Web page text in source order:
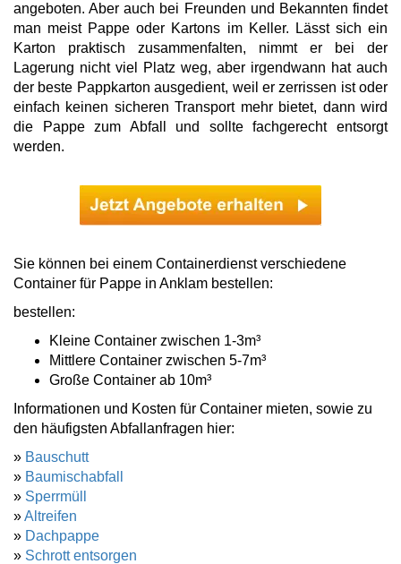
angeboten. Aber auch bei Freunden und Bekannten findet
man meist Pappe oder Kartons im Keller. Lässt sich ein
Karton praktisch zusammenfalten, nimmt er bei der
Lagerung nicht viel Platz weg, aber irgendwann hat auch
der beste Pappkarton ausgedient, weil er zerrissen ist oder
einfach keinen sicheren Transport mehr bietet, dann wird
die Pappe zum Abfall und sollte fachgerecht entsorgt
werden.
Sie können bei einem Containerdienst verschiedene
Container für Pappe in Anklam bestellen:
bestellen:
Kleine Container zwischen 1-3m³
Mittlere Container zwischen 5-7m³
Große Container ab 10m³
Informationen und Kosten für Container mieten, sowie zu
den häufigsten Abfallanfragen hier:
» Bauschutt
» Baumischabfall
» Sperrmüll
»Altreifen
» Dachpappe
» Schrott entsorgen